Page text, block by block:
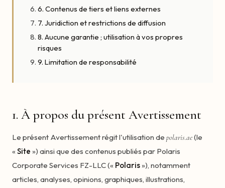
6. Contenus de tiers et liens externes
7. Juridiction et restrictions de diffusion
8. Aucune garantie ; utilisation à vos propres
risques
9. Limitation de responsabilité
1. À propos du présent Avertissement
Le présent Avertissement régit l'utilisation de polaris.ae(le
« Site ») ainsi que des contenus publiés par Polaris
Corporate Services FZ-LLC (« Polaris»), notamment
articles, analyses, opinions, graphiques, illustrations,